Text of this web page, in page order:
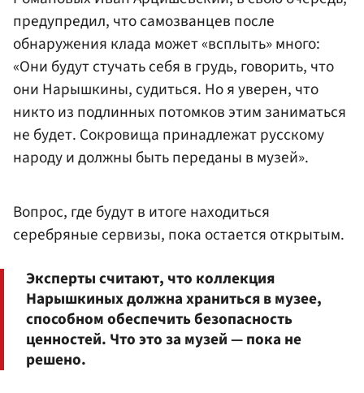
предупредил, что самозванцев после
обнаружения клада может «всплыть» много:
«Они будут стучать себя в грудь, говорить, что
они Нарышкины, судиться. Но я уверен, что
никто из подлинных потомков этим заниматься
не будет. Сокровища принадлежат русскому
народу и должны быть переданы в музей».
Вопрос, где будут в итоге находиться
серебряные сервизы, пока остается открытым.
Эксперты считают, что коллекция
Нарышкиных должна храниться в музее,
способном обеспечить безопасность
ценностей. Что это за музей — пока не
решено.